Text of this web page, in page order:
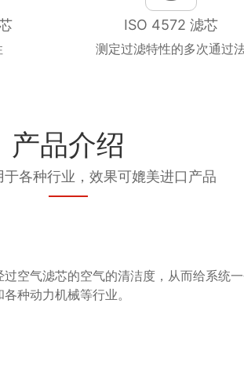
ISO 4572 滤芯
测定过滤特性的多次通过
产品介绍
于各种行业，效果可媲美进口产品
空气滤芯的空气的清洁度，从而给系统
种动力机械等行业。